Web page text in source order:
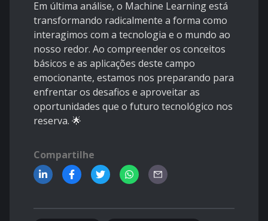
Em última análise, o Machine Learning está
transformando radicalmente a forma como
interagimos com a tecnologia e o mundo ao
nosso redor. Ao compreender os conceitos
básicos e as aplicações deste campo
emocionante, estamos nos preparando para
enfrentar os desafios e aproveitar as
oportunidades que o futuro tecnológico nos
reserva. 🌟
Compartilhe